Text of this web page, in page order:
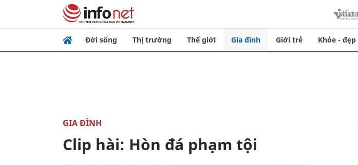
Đời sống Thị trường Thế giới Gia đình Giới trẻ Khỏe - đẹp
GIA ĐÌNH
Clip hài: Hòn đá phạm tội